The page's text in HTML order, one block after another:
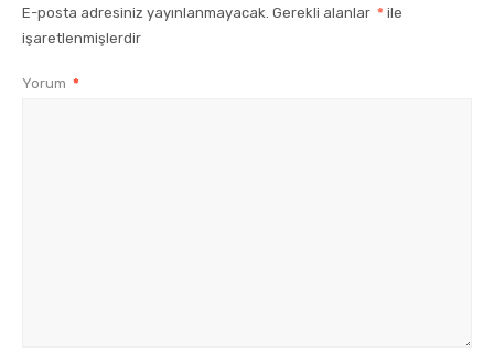
E-posta adresiniz yayınlanmayacak. Gerekli alanlar * ile
işaretlenmişlerdir
Yorum *